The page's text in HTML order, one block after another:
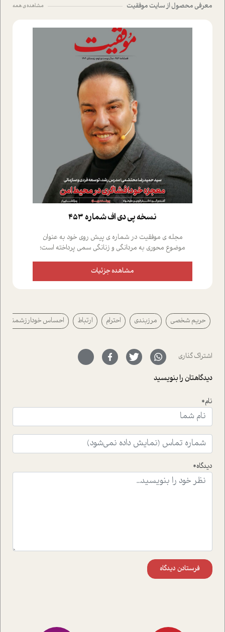
معرفی محصول از سایت موفقیت مشاهده ی همه
نسخه پي دي اف شماره 453
مجله ی موفقیت در شماره ی پیش روی خود به عنوان
موضوع محوری به مردانگی و زنانگی سمی پرداخته است؛
علیخواه، جامعه شناس در بخش های مختلف تلاش کرده ایم
از دریچه های گوناگون به این موضوع مهم بپردازیم.فصل
پیرامون آن آشنا می کند.در بخش دو فنجان داغ به سراغ افرادی
رفته ایم که موفقیت را در عمل به اثبات رسانده اند؛ سید
حمیدرضا محتشمی که بیست و پنجمین سال فعالیت حرفه
سر نهاده است و نیز کرامت عزیز زاده؛ سفیر صلح و دوستی که
با رکاب زدن در بیش از هفتاد کشور و کاشتن درخت، به نماد
حمایت از محیط زیست و منابع طبیعی تبدیل گشته
است.فصل روایت اجنبی ها در این شماره به دو موضوع
ای که به زندگی شگفت انگیز جین گودال و تاثیرات کاوش های
ایشان در حوزه ی شامپانزه ها بر زندگی امروزی ما نگاهی
افکنده است.فصل اتاق 333 شما را پای صحبت یک تجربه ی
واقعی در ارتباط با اختلال شخصیت اسکزوئید و مشکلات و نیز
راهکارهای حل آن قرار می دهد که در اتاق درمان اتفاق افتاده
موثرترین راهکارهای استفاده از هوش مصنوعی در حوزه های
مشاهده جزئیات
حریم شخصی مرزبندی احترام ارتباط احساس خودارزشمندی
اشتراک گذاری
دیدگاهتان را بنویسید
نام*
دیدگاه*
فرستادن دیدگاه